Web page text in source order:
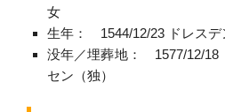
女
生年： 1544/12/23 ドレスデ
没年／埋葬地： 1577/12/18
セン（独）